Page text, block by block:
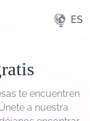
ES
te encuentren
a nuestra